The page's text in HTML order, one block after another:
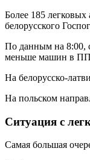
Более 185
белорусского
По данным на 8:00,
меньше машин в
На белорусско-
На польском
Ситуация с
Самая большая